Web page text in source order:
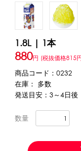
かき氷機
ブロックアイススライ
カートリッジシェイバ
オプション
台湾かき氷
フレーバー氷（味つき
会社概要
特定商取引に関する
プライバシーポリシー
利用規約
1.8L | 1本
880円 (税抜価格815
商品コード：0232
在庫： 多数
発送目安：3～4日後
数量